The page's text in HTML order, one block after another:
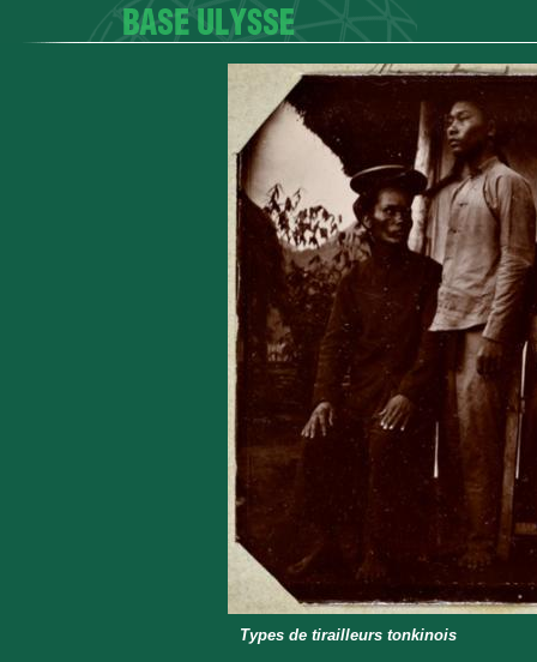
Types de tirailleurs tonkinois